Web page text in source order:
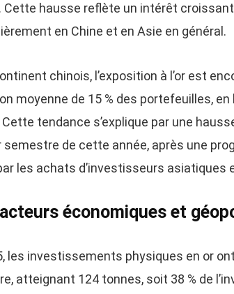
Cette hausse reflète un intérêt
en Chine et en Asie en général.
chinois, l’exposition à l’or est
moyenne de 15 % des portefeuilles, en
Cette tendance s’explique par une
semestre de cette année, après une
les achats d’investisseurs asiatiques
économiques et
les investissements physiques en or
atteignant 124 tonnes, soit 38 % de